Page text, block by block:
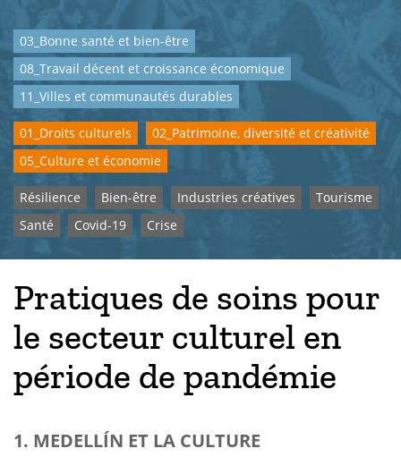
03_Bonne santé et bien-être
08_Travail décent et croissance économique
11_Villes et communautés durables
01_Droits culturels
02_Patrimoine, diversité et créativité
05_Culture et économie
Résilience Bien-être Industries créatives
Tourisme
Santé
Covid-19 Crise
Pratiques de soins pour
le secteur culturel en
période de pandémie
1. MEDELLÍN ET LA CULTURE